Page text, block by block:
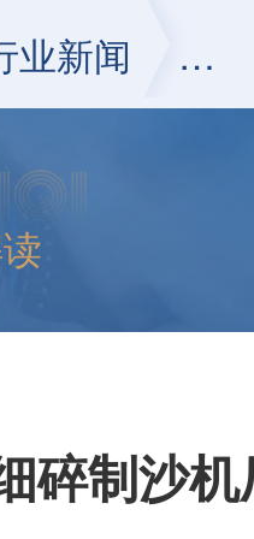
业新闻
碎制沙